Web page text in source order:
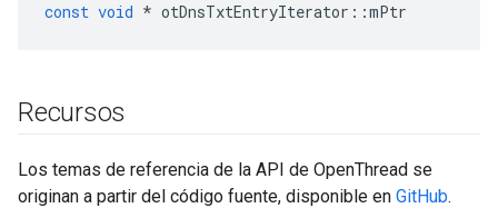
const void * otDnsTxtEntryIterator ::mPtr
Recursos
Los temas de referencia de la API de OpenThread se
originan a partir del código fuente, disponible en GitHub.